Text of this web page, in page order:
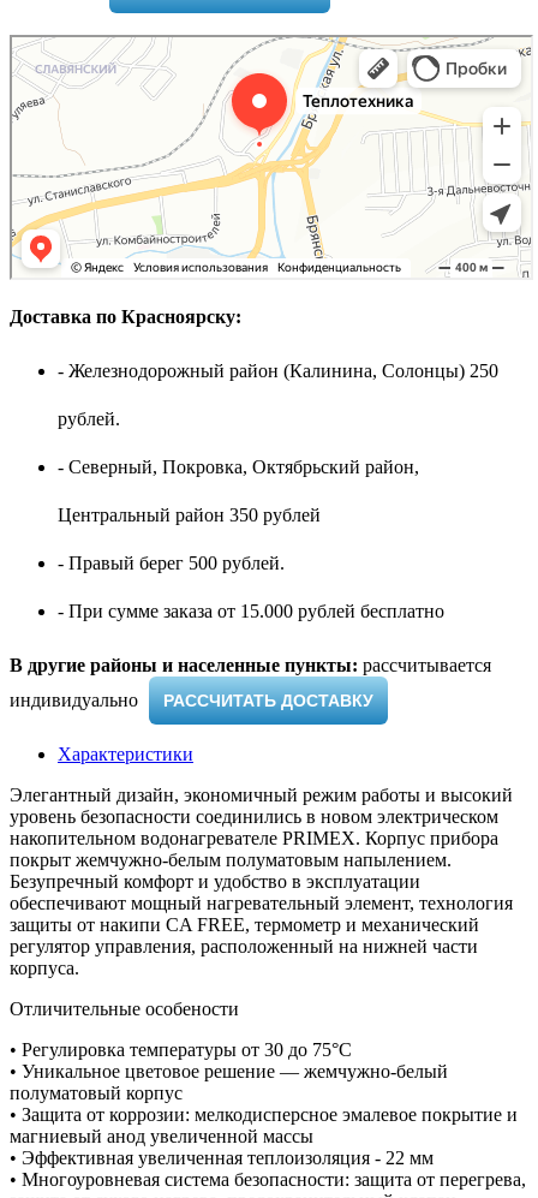
Доставка по Красноярску:
- Железнодорожный район (Калинина, Солонцы) 250
рублей.
- Северный, Покровка, Октябрьский район,
Центральный район 350 рублей
- Правый берег 500 рублей.
- При сумме заказа от 15.000 рублей бесплатно
В другие районы и населенные пункты: рассчитывается
индивидуально ​
РАССЧИТАТЬ ДОСТАВКУ
Характеристики
Элегантный дизайн, экономичный режим работы и высокий
уровень безопасности соединились в новом электрическом
накопительном водонагревателе PRIMЕX. Корпус прибора
покрыт жемчужно-белым полуматовым напылением.
Безупречный комфорт и удобство в эксплуатации
обеспечивают мощный нагревательный элемент, технология
защиты от накипи CA FREE, термометр и механический
регулятор управления, расположенный на нижней части
корпуса.
Отличительные особености
• Регулировка температуры от 30 до 75°С
• Уникальное цветовое решение — жемчужно-белый
полуматовый корпус
• Защита от коррозии: мелкодисперсное эмалевое покрытие и
магниевый анод увеличенной массы
• Эффективная увеличенная теплоизоляция - 22 мм
• Многоуровневая система безопасности: защита от перегрева,